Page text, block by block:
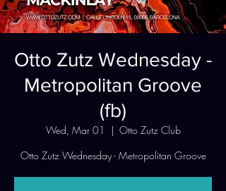
Otto Zutz Wednesday -
Metropolitan Groove
(fb)
Wed, Mar 01
  |
Otto Zutz Club
Otto Zutz Wednesday - Metropolitan Groove